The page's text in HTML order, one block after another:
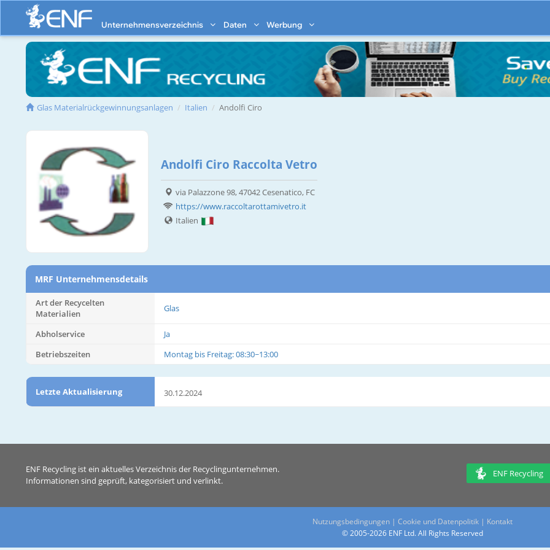
Unternehmensverzeichnis Daten Werbung
Glas Materialrückgewinnungsanlagen Italien Andolfi Ciro
Andolfi Ciro Raccolta Vetro
via Palazzone 98, 47042 Cesenatico, FC
https://www.raccoltarottamivetro.it
Italien
MRF Unternehmensdetails
Art der Recycelten
Materialien
Glas
Abholservice
Ja
Betriebszeiten
Montag bis Freitag: 08:30~13:00
Letzte Aktualisierung 30.12.2024
ENF Recycling ist ein aktuelles Verzeichnis der Recyclingunternehmen.
Informationen sind geprüft, kategorisiert und verlinkt.
ENF Recycling
Nutzungsbedingungen | Cookie und Datenpolitik | Kontakt
© 2005-2026 ENF Ltd. All Rights Reserved